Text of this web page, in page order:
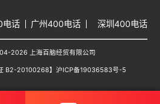
电话 广州400电话 深圳400电话
2026 上海百脑经贸有限公司
B2-20100268】 沪ICP备19036583号-5